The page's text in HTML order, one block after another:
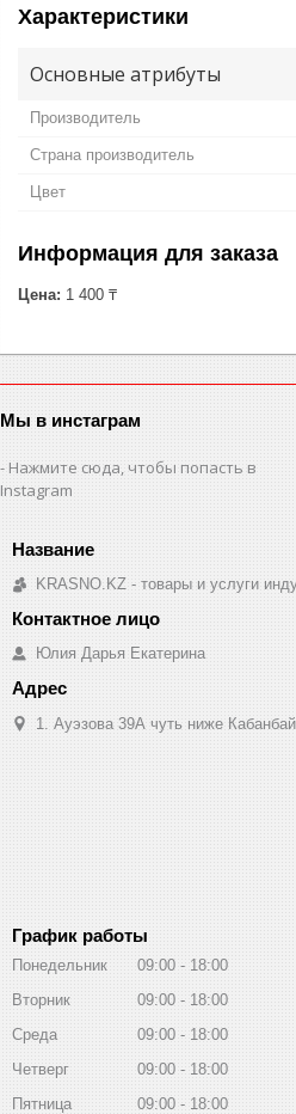
Характеристики
Основные атрибуты
Производитель
Страна производитель
Цвет
Информация для заказа
Цена: 1 400 ₸
Мы в инстаграм
Нажмите сюда, чтобы попасть в
Instagram
KRASNO.KZ - товары и услуги
Юлия Дарья Екатерина
1. Ауэзова 39А чуть ниже Кабанбай
График работы
Понедельник 09:00
18:00
Вторник
09:00
18:00
Среда
09:00
18:00
Четверг
09:00
18:00
Пятница
09:00
18:00